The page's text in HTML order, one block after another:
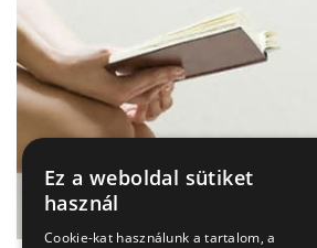
Ez a weboldal sütiket
használ
Cookie-kat használunk a tartalom, a